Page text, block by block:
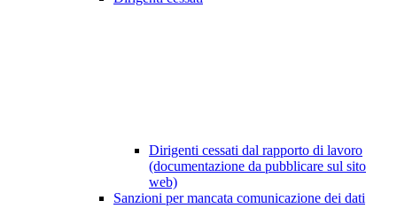
Dirigenti cessati dal rapporto di lavoro
(documentazione da pubblicare sul sito
web)
Sanzioni per mancata comunicazione dei dati